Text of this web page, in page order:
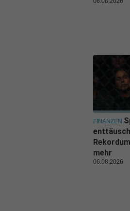
FINANZEN
mehr
06.08.2026